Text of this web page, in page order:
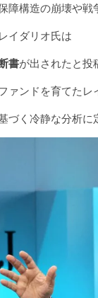
障構造の崩壊や
イダリオ氏は
書が出されたと投
ァンドを育てたレ
づく冷静な分析に